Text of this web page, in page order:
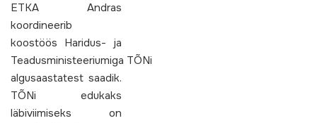
ETKA Andras
koordineerib
koostöös Haridus- ja
Teadusministeeriumiga TÕNi
algusaastatest saadik.
TÕNi edukaks
läbiviimiseks on